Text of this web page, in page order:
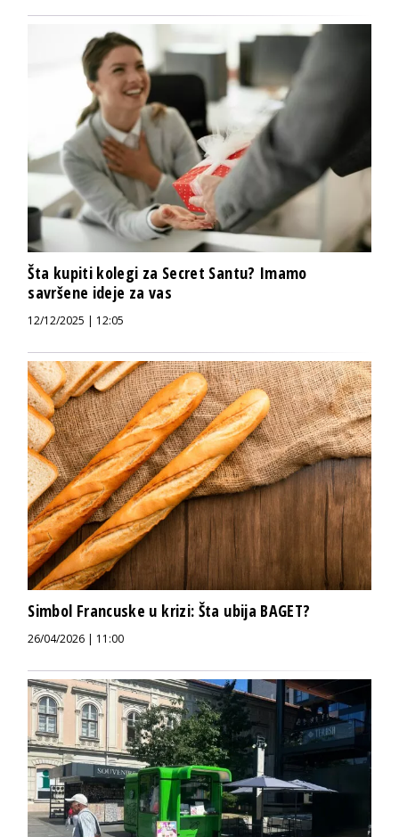
Šta kupiti kolegi za Secret Santu? Imamo
savršene ideje za vas
12/12/2025 | 12:05
Simbol Francuske u krizi: Šta ubija BAGET?
26/04/2026 | 11:00